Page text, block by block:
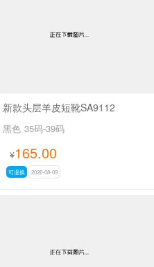
新款头层羊皮短靴SA9112
黑色 35码-39码
¥165.00
可退换 2026-08-09